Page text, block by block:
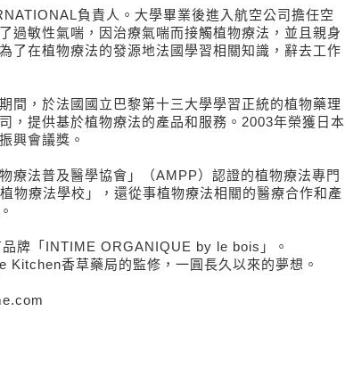
負責人。大學畢業後進入航空公司擔任空
過敏性氣喘，因治療氣喘而接觸植物療法，並且親身
了在植物療法的發源地法國學習相關知識，辭去工作
，於法國國立巴黎第十三大學學習正統的植物藥理
，提供基於植物療法的產品和服務。2003年榮獲日本
興會議獎。
法普及醫學協會」（AMPP）認證的植物療法專門
物療法學校」，還從事植物療法相關的醫療合作和產
「INTIME ORGANIQUE by le bois」。
香草藥局的監修，一圓長久以來的夢想。